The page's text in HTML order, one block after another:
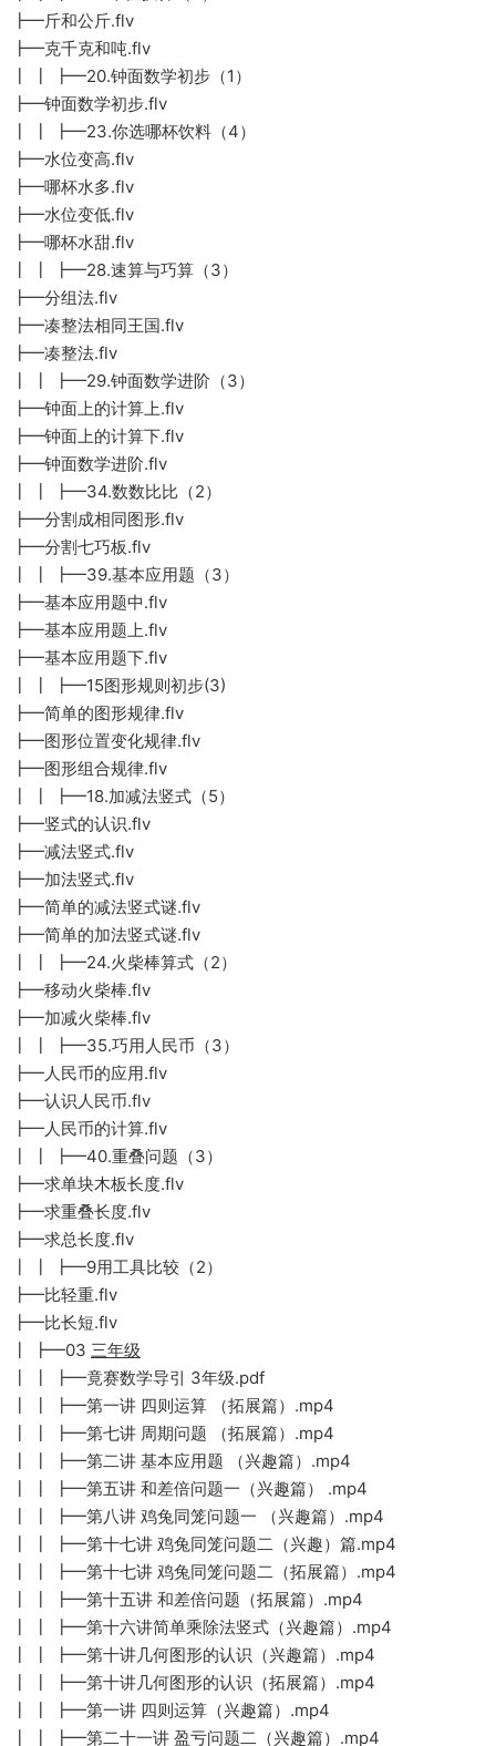
┣━斤和公斤.flv
┣━克千克和吨.flv
┃ ┃ ┣━20.钟面数学初步（1）
┣━钟面数学初步.flv
┃ ┃ ┣━23.你选哪杯饮料（4）
┣━水位变高.flv
┣━哪杯水多.flv
┣━水位变低.flv
┣━哪杯水甜.flv
┃ ┃ ┣━28.速算与巧算（3）
┣━分组法.flv
┣━凑整法相同王国.flv
┣━凑整法.flv
┃ ┃ ┣━29.钟面数学进阶（3）
┣━钟面上的计算上.flv
┣━钟面上的计算下.flv
┣━钟面数学进阶.flv
┃ ┃ ┣━34.数数比比（2）
┣━分割成相同图形.flv
┣━分割七巧板.flv
┃ ┃ ┣━39.基本应用题（3）
┣━基本应用题中.flv
┣━基本应用题上.flv
┣━基本应用题下.flv
┃ ┃ ┣━15图形规则初步(3)
┣━简单的图形规律.flv
┣━图形位置变化规律.flv
┣━图形组合规律.flv
┃ ┃ ┣━18.加减法竖式（5）
┣━竖式的认识.flv
┣━减法竖式.flv
┣━加法竖式.flv
┣━简单的减法竖式谜.flv
┣━简单的加法竖式谜.flv
┃ ┃ ┣━24.火柴棒算式（2）
┣━移动火柴棒.flv
┣━加减火柴棒.flv
┃ ┃ ┣━35.巧用人民币（3）
┣━人民币的应用.flv
┣━认识人民币.flv
┣━人民币的计算.flv
┃ ┃ ┣━40.重叠问题（3）
┣━求单块木板长度.flv
┣━求重叠长度.flv
┣━求总长度.flv
┃ ┃ ┣━9用工具比较（2）
┣━比轻重.flv
┣━比长短.flv
┃ ┣━03 三年级
┃ ┃ ┣━竟赛数学导引 3年级.pdf
┃ ┃ ┣━第一讲 四则运算 （拓展篇）.mp4
┃ ┃ ┣━第七讲 周期问题 （拓展篇）.mp4
┃ ┃ ┣━第二讲 基本应用题 （兴趣篇）.mp4
┃ ┃ ┣━第五讲 和差倍问题一（兴趣篇） .mp4
┃ ┃ ┣━第八讲 鸡兔同笼问题一 （兴趣篇）.mp4
┃ ┃ ┣━第十七讲 鸡兔同笼问题二（兴趣）篇.mp4
┃ ┃ ┣━第十七讲 鸡兔同笼问题二（拓展篇）.mp4
┃ ┃ ┣━第十五讲 和差倍问题（拓展篇）.mp4
┃ ┃ ┣━第十六讲简单乘除法竖式（兴趣篇）.mp4
┃ ┃ ┣━第十讲几何图形的认识（兴趣篇）.mp4
┃ ┃ ┣━第十讲几何图形的认识（拓展篇）.mp4
┃ ┃ ┣━第一讲 四则运算（兴趣篇）.mp4
┃ ┃ ┣━第二十一讲 盈亏问题二（兴趣篇）.mp4